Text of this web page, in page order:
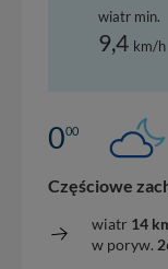
wiatr min.
9,4 km/h
000
Częściowe
wiatr 14
w poryw.